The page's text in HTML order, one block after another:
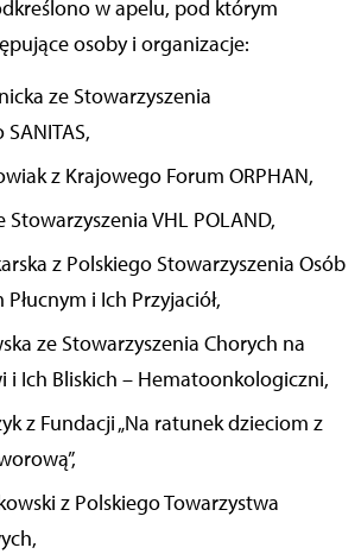
w apelu, pod którym
osoby i organizacje:
ze Stowarzyszenia
z Krajowego Forum ORPHAN,
Stowarzyszenia VHL POLAND,
z Polskiego Stowarzyszenia Osób
i Ich Przyjaciół,
ze Stowarzyszenia Chorych na
i Ich Bliskich – Hematoonkologiczni,
z Fundacji „Na ratunek dzieciom z
z Polskiego Towarzystwa